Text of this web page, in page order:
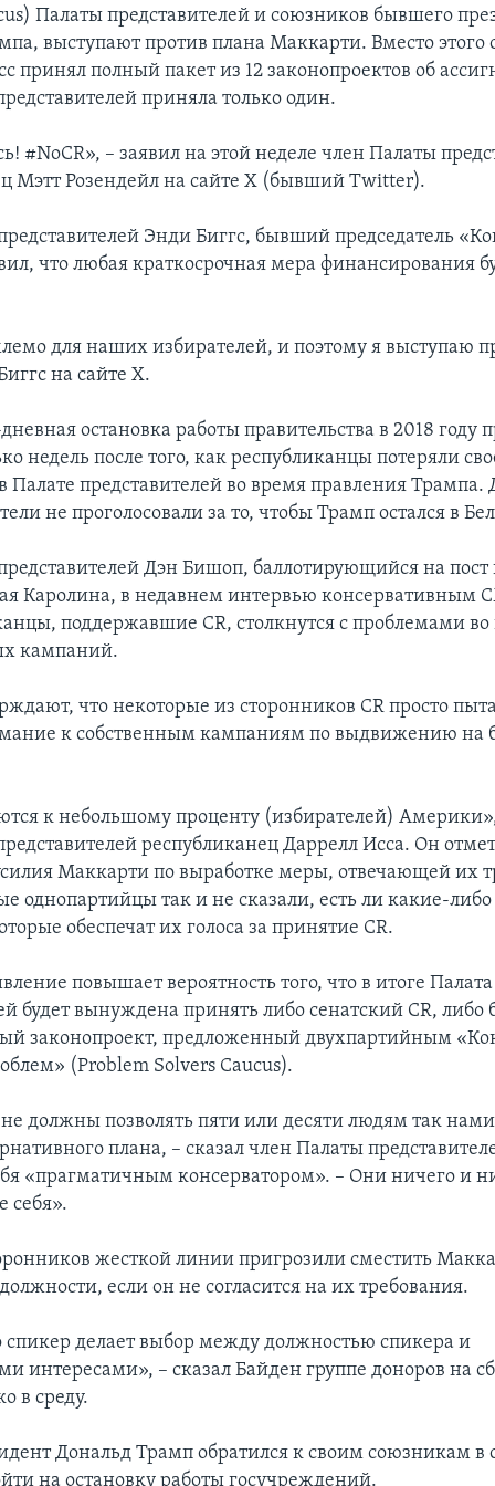
Палаты представителей и союзников бывшего
выступают против плана Маккарти. Вместо этого
принял полный пакет из 12 законопроектов об
приняла только один.
#NoCR», – заявил на этой неделе член Палаты
Мэтт Розендейл на сайте X (бывший Twitter).
Энди Биггс, бывший председатель
что любая краткосрочная мера финансирования
для наших избирателей, и поэтому я выступаю
на сайте X.
остановка работы правительства в 2018 году
недель после того, как республиканцы потеряли
Палате представителей во время правления Трампа.
не проголосовали за то, чтобы Трамп остался в
Дэн Бишоп, баллотирующийся на пост
Каролина, в недавнем интервью консервативным
поддержавшие CR, столкнутся с проблемами
кампаний.
что некоторые из сторонников CR просто
к собственным кампаниям по выдвижению на
к небольшому проценту (избирателей)
республиканец Даррелл Исса. Он
Маккарти по выработке меры, отвечающей их
однопартийцы так и не сказали, есть ли какие-
обеспечат их голоса за принятие CR.
повышает вероятность того, что в итоге Палата
будет вынуждена принять либо сенатский CR, либо
законопроект, предложенный двухпартийным
(Problem Solvers Caucus).
должны позволять пяти или десяти людям так
плана, – сказал член Палаты
«прагматичным консерватором». – Они ничего и
себя».
жесткой линии пригрозили сместить
если он не согласится на их требования.
делает выбор между должностью спикера и
интересами», – сказал Байден группе доноров на
в среду.
Дональд Трамп обратился к своим союзникам в
на остановку работы госучреждений.